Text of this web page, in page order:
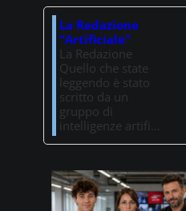
La Redazione
“Artificiale”
La Redazione
Quello che state
leggendo è stato
scritto da un
gruppo di
intelligenze artifi…